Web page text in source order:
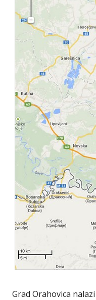
Grad Orahovica